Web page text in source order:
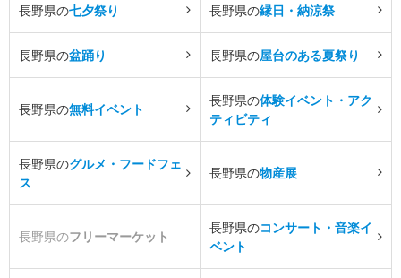
長野県の七夕祭り 長野県の縁日・納涼祭
長野県の盆踊り 長野県の屋台のある夏祭り
長野県の無料イベント
長野県の体験イベント・アク
ティビティ
長野県のグルメ・フードフェ
ス
長野県の物産展
長野県のフリーマーケット
長野県のコンサート・音楽イ
ベント